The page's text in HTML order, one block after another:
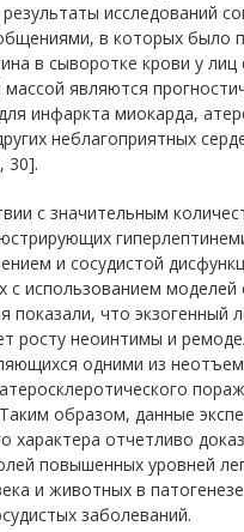
исследований
в которых было
в сыворотке крови у
являются
инфаркта миокарда,
неблагоприятных
30].
с значительным
и сосудистой
с использованием моделей
показали, что экзогенный
росту неоинтимы и
одними из
образом, данные
характера отчетливо
повышенных уровней
и животных в
заболеваний.